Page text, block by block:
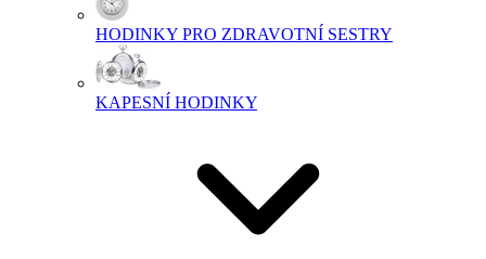
HODINKY PRO ZDRAVOTNÍ SESTRY
KAPESNÍ HODINKY